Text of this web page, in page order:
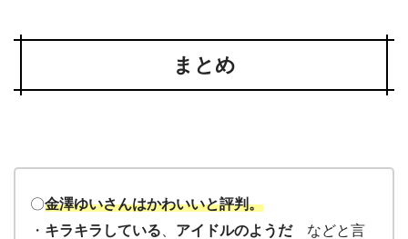
まとめ
〇金澤ゆいさんはかわいいと評判。
・ キラキラしている アイドルのようだなどと言